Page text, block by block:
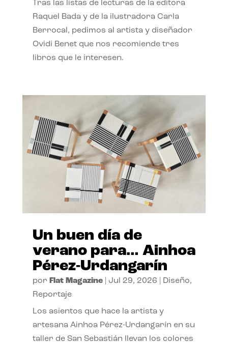
Tras las listas de lecturas de la editora
Raquel Bada y de la ilustradora Carla
Berrocal, pedimos al artista y diseñador
Ovidi Benet que nos recomiende tres
libros que le interesen.
Un buen día de
verano para… Ainhoa
Pérez-Urdangarín
por Flat Magazine| Jul 29, 2026 Diseño,
Reportaje
Los asientos que hace la artista y
artesana Ainhoa Pérez-Urdangarín en su
taller de San Sebastián llevan los colores